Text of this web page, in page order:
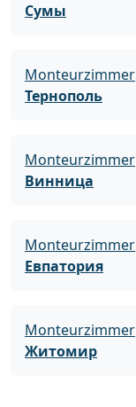
Сумы
Monteurzimmer
Тернополь
Monteurzimmer
Винница
Monteurzimmer
Евпатория
Monteurzimmer
Житомир